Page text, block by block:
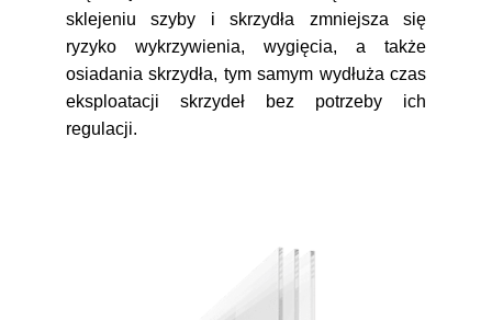
sklejeniu szyby i skrzydła zmniejsza się
ryzyko wykrzywienia, wygięcia, a także
osiadania skrzydła, tym samym wydłuża czas
eksploatacji skrzydeł bez potrzeby ich
regulacji.